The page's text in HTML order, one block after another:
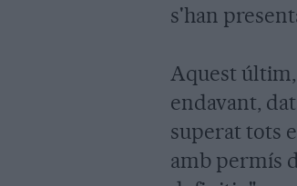
s'han
Aquest últim,
endavant,
superat tots
amb permís